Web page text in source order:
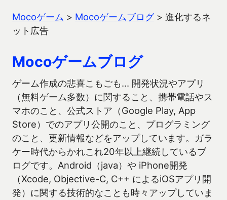
Mocoゲーム > Mocoゲームブログ> 進化するネ
ット広告
Mocoゲームブログ
ゲーム作成の悲喜こもごも… 開発状況やアプリ
（無料ゲーム多数）に関すること、携帯電話やス
マホのこと、公式ストア（Google Play, App
Store）でのアプリ公開のこと、プログラミング
のこと、更新情報などをアップしています。ガラ
ケー時代からかれこれ20年以上継続しているブ
ログです。Android（java）や iPhone開発
（Xcode, Objective-C, C++ によるiOSアプリ開
発）に関する技術的なことも時々アップしていま